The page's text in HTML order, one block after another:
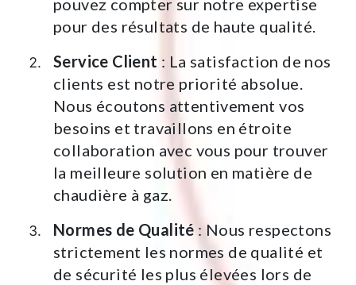
pouvez compter sur notre expertise
pour des résultats de haute qualité.
Service Client : La satisfaction de nos
clients est notre priorité absolue.
Nous écoutons attentivement vos
besoins et travaillons en étroite
collaboration avec vous pour trouver
la meilleure solution en matière de
chaudière à gaz.
Normes de Qualité : Nous respectons
strictement les normes de qualité et
de sécurité les plus élevées lors de